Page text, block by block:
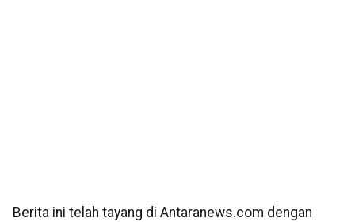
Berita ini telah tayang di Antaranews.com dengan